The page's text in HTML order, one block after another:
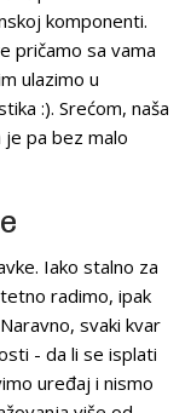
komponenti.
pričamo sa vama
ulazimo u
:). Srećom, naša
je pa bez malo
Iako stalno za
radimo, ipak
svaki kvar
- da li se isplati
uređaj i nismo